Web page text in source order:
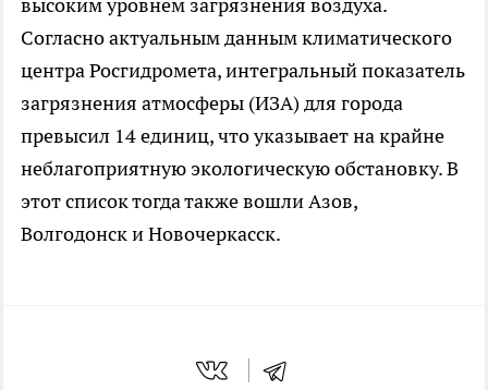
высоким уровнем загрязнения воздуха.
Согласно актуальным данным климатического
центра Росгидромета, интегральный показатель
загрязнения атмосферы (ИЗА) для города
превысил 14 единиц, что указывает на крайне
неблагоприятную экологическую обстановку. В
этот список тогда также вошли Азов,
Волгодонск и Новочеркасск.